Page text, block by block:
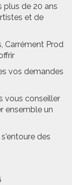
plus de 20 ans
et de
Carrément Prod
vos demandes
vous conseiller
ensemble un
des